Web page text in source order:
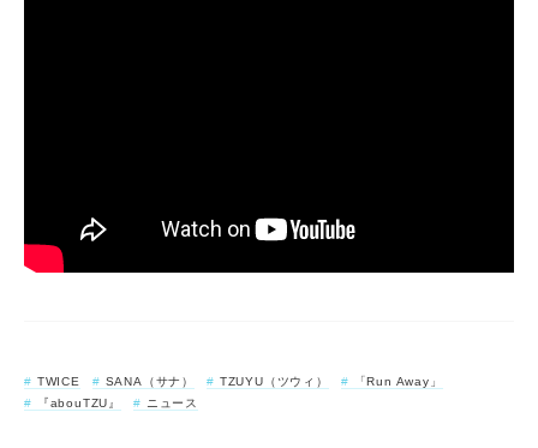
TWICE SANA（サナ） TZUYU（ツウィ）
「Run Away」
『abouTZU』
ニュース